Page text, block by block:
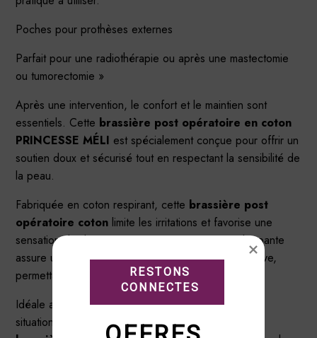
Poches pour prothèses externes
Parfait pour une radiothérapie ou après une mastectomie
ou tumorectomie »
Après une intervention, le confort et le maintien sont
essentiels. Cette brassière post opératoire en coton
PRINCESSE MÉLI est spécialement conçue pour offrir un
soutien doux et sécurisé tout en respectant la sensibilité de
la peau.
Fabriquée en coton respirant, cette brassière post
opératoire coton limite les irritations et favorise une
sensation de douceur continue. Sa coupe enveloppante
assure un maintien stable sans compression excessive,
permettant un port prolongé en toute sérénité.
Idéale après une chirurgie mammaire ou pour toute
situation nécessitant un soutien confortable, cette
RESTONS
CONNECTES